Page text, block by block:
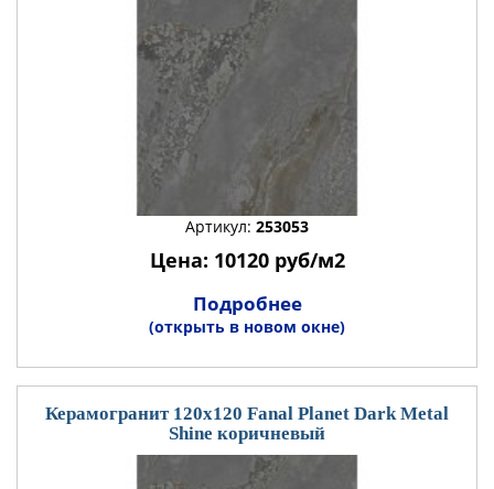
Артикул: 253053
Цена: 10120 руб/м2
Подробнее
(открыть в новом окне)
Керамогранит 120x120 Fanal Planet Dark Metal
Shine коричневый